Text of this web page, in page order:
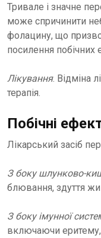
Тривале і значне
може спричинити
фолацину, що
посилення побічних
Лікування. Відміна
терапія.
Побічні
Лікарський засіб
З боку шлунково-
блювання, здуття
З боку імунної
включаючи еритему,